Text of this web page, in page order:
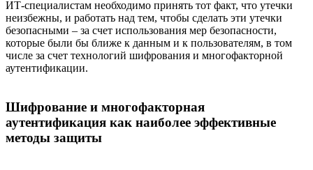
ИТ-специалистам необходимо принять тот факт, что утечки
неизбежны, и работать над тем, чтобы сделать эти утечки
безопасными – за счет использования мер безопасности,
которые были бы ближе к данным и к пользователям, в том
числе за счет технологий шифрования и многофакторной
аутентификации.
Шифрование и многофакторная
аутентификация как наиболее эффективные
методы защиты